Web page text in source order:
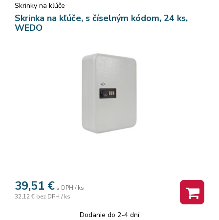
Skrinky na kľúče
Skrinka na kľúče, s číselným kódom, 24 ks,
WEDO
39,51 € s DPH / ks
32,12 € bez DPH / ks
Dodanie do 2-4 dní